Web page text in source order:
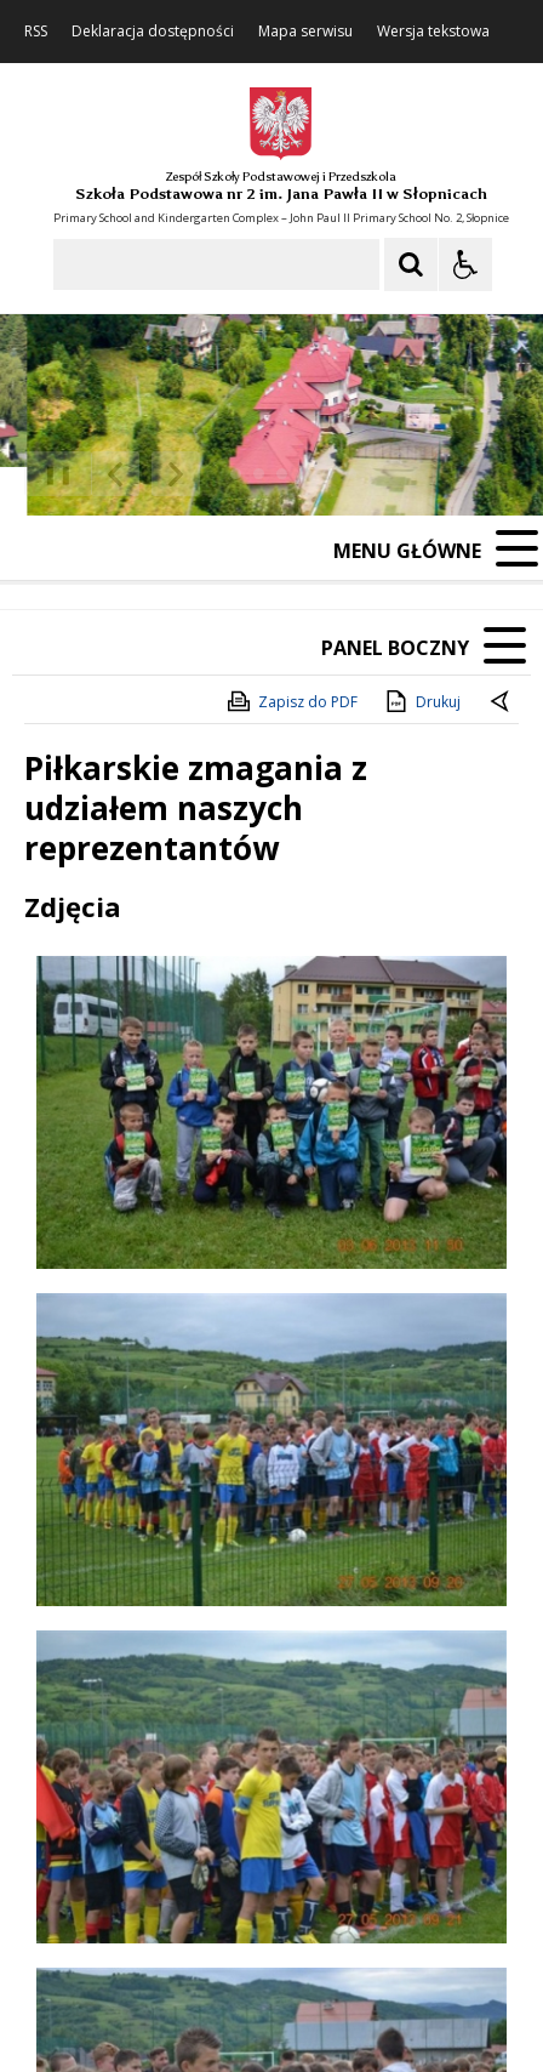
RSS Deklaracja dostępności Mapa serwisu Wersja tekstowa
Zespół Szkoły Podstawowej i Przedszkola
Szkoła Podstawowa nr 2 im. Jana Pawła II w Słopnicach
Primary School and Kindergarten Complex – John Paul II Primary School No. 2, Słopnice
Poprzedni Element
Następny Element
❚❚
MENU GŁÓWNE
PANEL BOCZNY
Zapisz do PDF Drukuj
Piłkarskie zmagania z
udziałem naszych
reprezentantów
Treść
Zdjęcia